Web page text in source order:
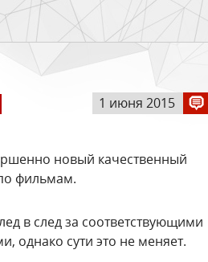
1 июня 2015
новый качественный
фильмам.
в след за соответствующими
однако сути это не меняет.